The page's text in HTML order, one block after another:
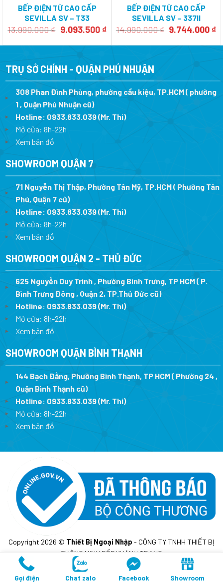
BẾP ĐIỆN TỪ CAO CẤP
SEVILLA SV – T33
13.990.000₫ Giá
là:
9.093.500 ₫Giá
tại
9.093.500 ₫.
BẾP ĐIỆN TỪ CAO CẤP
SEVILLA SV – 337II
14.990.000₫ Giá
là:
9.744.000 ₫
TRỤ SỞ CHÍNH - QUẬN PHÚ NHUẬN
308 Phan Đình Phùng, phường cầu kiệu, TP.HCM ( phường
1 , Quận Phú Nhuận cũ)
Hotline: 0933.833.039(Mr. Thi)
Mở cửa: 8h-22h
Xem bản đồ
SHOWROOM QUẬN 7
71 Nguyễn Thị Thập, Phường Tân Mỹ, TP.HCM ( Phường Tân
Phú, Quận 7 cũ)
Hotline: 0933.833.039(Mr. Thi)
Mở cửa: 8h-22h
Xem bản đồ
SHOWROOM QUẬN 2 - THỦ ĐỨC
625 Nguyễn Duy Trinh , Phường Bình Trưng, TP HCM ( P.
Bình Trưng Đông , Quận 2, TP.Thủ Đức cũ)
Hotline: 0933.833.039(Mr. Thi)
Mở cửa: 8h-22h
Xem bản đồ
SHOWROOM QUẬN BÌNH THẠNH
144 Bạch Đằng, Phường Bình Thạnh, TP HCM ( Phường 24 ,
Quận Bình Thạnh cũ)
Hotline: 0933.833.039(Mr. Thi)
Mở cửa: 8h-22h
Xem bản đồ
Copyright 2026 © Thiết Bị Ngoại Nhập - CÔNG TY TNHH THIẾT BỊ
THÔNG MINH BẾP KHÁNH TRANG
MST: 0317675241- Cấp lần đầu ngày 10/02/2023 tại sở KH&DT
TP.HCM
Gọi điện Chat zalo Facebook Showroom